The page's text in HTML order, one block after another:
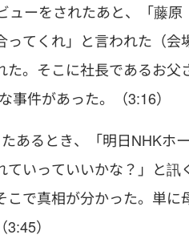
ューをされたあと、「藤原
ってくれ」と言われた（会
。そこに社長であるお父
件があった。（3:16）
あるとき、「明日NHKホー
いっていいかな？」と訊
こで真相が分かった。単に
）